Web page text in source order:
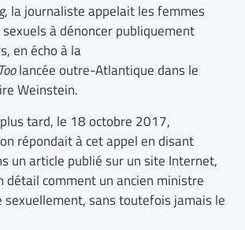
, la journaliste appelait les femmes
sexuels à dénoncer publiquement
en écho à la
lancée outre-Atlantique dans le
Weinstein.
tard, le 18 octobre 2017,
répondait à cet appel en disant
un article publié sur un site Internet,
détail comment un ancien ministre
sexuellement, sans toutefois jamais le